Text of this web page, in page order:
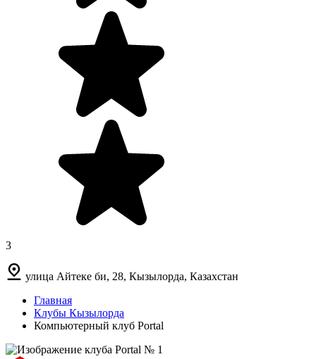
3
улица Айтеке би, 28, Кызылорда, Казахстан
Главная
Клубы Кызылорда
Компьютерный клуб Portal